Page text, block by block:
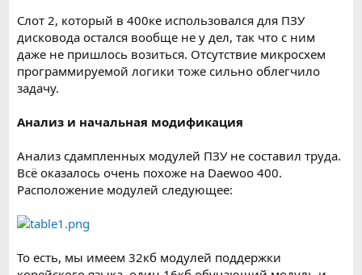
Слот 2, который в 400ке использовался для ПЗУ
дисковода остался вообще не у дел, так что с ним
даже не пришлось возиться. Отсутствие микросхем
программируемой логики тоже сильно облегчило
задачу.
Анализ и начальная модификация
Анализ сдампленных модулей ПЗУ не составил труда.
Всё оказалось очень похоже на Daewoo 400.
Расположение модулей следующее:
То есть, мы имеем 32кб модулей поддержки